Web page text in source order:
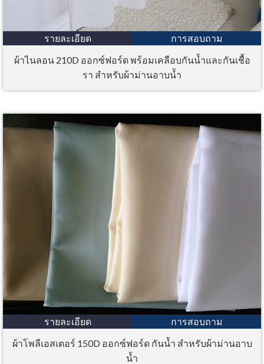
รายละเอียด
การสอบถาม
ผ้าไนลอน 210D ออกซ์ฟอร์ด พร้อมเคลือบกันน้ำและกันเชื้อ
รา สำหรับผ้าม่านอาบน้ำ
รายละเอียด
การสอบถาม
ผ้าโพลีเอสเตอร์ 150D ออกซ์ฟอร์ด กันน้ำ สำหรับผ้าม่านอาบ
น้ำ